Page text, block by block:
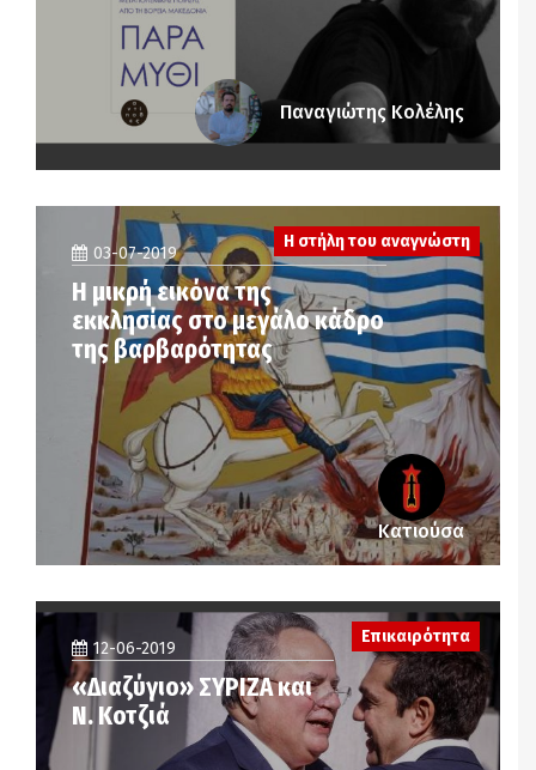
Παναγιώτης Κολέλης
Η στήλη του αναγνώστη
03-07-2019
Η μικρή εικόνα της
εκκλησίας στο μεγάλο κάδρο
της βαρβαρότητας
Κατιούσα
12-06-2019
«Διαζύγιο» ΣΥΡΙΖΑ και
Ν. Κοτζιά
Επικαιρότητα